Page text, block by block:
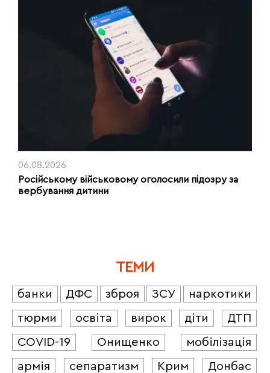
06.08.2026
Російському військовому оголосили підозру за
вербування дитини
ТЕМИ
банки ДФС зброя ЗСУ
наркотики
тюрми
освіта вирок діти
ДТП
COVID-19
Онищенко
мобілізація
армія
сепаратизм Крим
Донбас